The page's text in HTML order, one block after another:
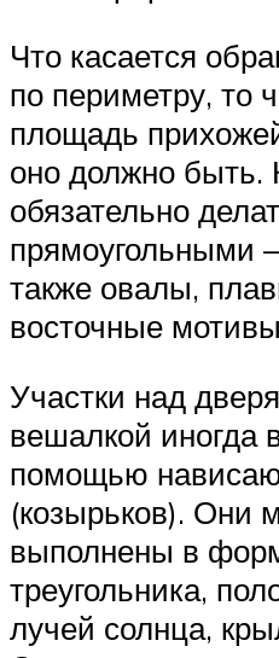
Что касается
по периметру, то
площадь
оно должно быть.
обязательно
также овалы,
восточные
Участки над
вешалкой иногда
помощью
(козырьков). Они
выполнены в
треугольника,
лучей солнца,